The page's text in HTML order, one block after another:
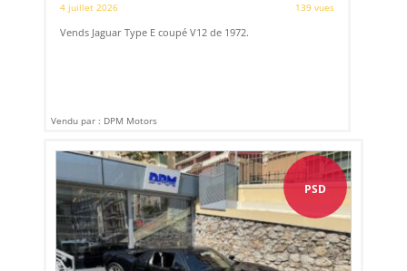
4 juillet 2026
139 vues
Vends Jaguar Type E coupé V12 de 1972.
Vendu par : DPM Motors
PSD